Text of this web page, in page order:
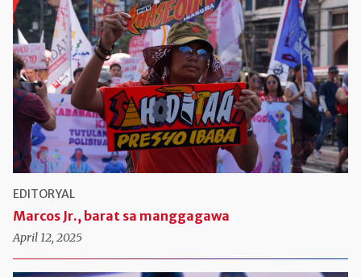
EDITORYAL
Marcos Jr., barat sa manggagawa
April 12, 2025